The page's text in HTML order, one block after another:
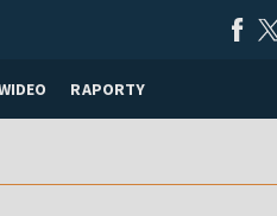
RAPORTY